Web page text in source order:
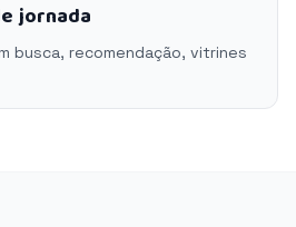
jornada
busca, recomendação, vitrines